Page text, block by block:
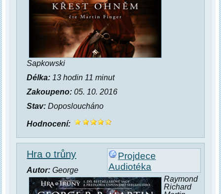
Sapkowski
Délka: 13 hodin 11 minut
Zakoupeno: 05. 10. 2016
Stav: Doposloucháno
Hodnocení:
Projdece
Audiotéka
Hra o trůny
Autor: George
Raymond
Richard